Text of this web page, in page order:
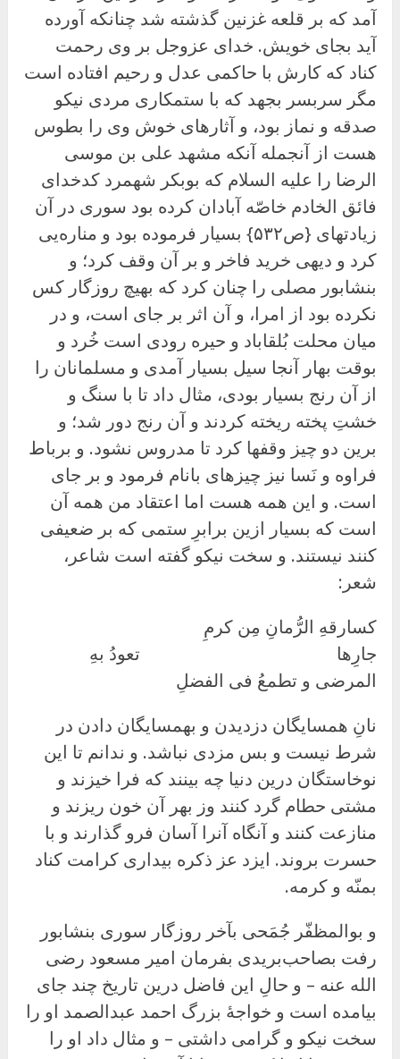
آمد که بر قلعه غزنین گذشته شد چنانکه آورده
آید بجای خویش. خدای عزوجل بر وی رحمت
کناد که کارش با حاکمی عدل و رحیم افتاده است
مگر سربسر بجهد که با ستمکاری مردی نیکو
صدقه و نماز بود، و آثارهای خوش وی را بطوس
هست از آنجمله آنکه مشهد علی بن موسی
الرضا را علیه السلام که بوبکر شهمرد کدخدای
فائق الخادم خاصّه آبادان کرده بود سوری در آن
زیادتهای {ص۵۳۲} بسیار فرموده بود و مناره‌یی
کرد و دیهی خرید فاخر و بر آن وقف کرد؛ و
بنشابور مصلی را چنان کرد که بهیچ روزگار کس
نکرده بود از امرا، و آن اثر بر جای است، و در
میان محلت بُلقاباد و حیره رودی است خُرد و
بوقت بهار آنجا سیل بسیار آمدی و مسلمانان را
از آن رنج بسیار بودی، مثال داد تا با سنگ و
خشتِ پخته ریخته کردند و آن رنج دور شد؛ و
برین دو چیز وقفها کرد تا مدروس نشود. و برباط
فراوه و نَسا نیز چیزهای بانام فرمود و بر جای
است. و این همه هست اما اعتقاد من همه آن
است که بسیار ازین برابرِ ستمی که بر ضعیفی
کنند نیستند. و سخت نیکو گفته است شاعر،
شعر:
کسارقهِ الرُّمانِ مِن کرمِ
جارِها تعودُ بهِ
المرضی و تطمعُ فی الفضلِ
نانِ همسایگان دزدیدن و بهمسایگان دادن در
شرط نیست و بس مزدی نباشد. و ندانم تا این
نوخاستگان درین دنیا چه بینند که فرا خیزند و
مشتی حطام گرد کنند وز بهر آن خون ریزند و
منازعت کنند و آنگاه آنرا آسان فرو گذارند و با
حسرت بروند. ایزد عز ذکره بیداری کرامت کناد
بمنّه و کرمه.
و بوالمظفّر جُمَحی بآخر روزگار سوری بنشابور
رفت بصاحب‌بریدی بفرمان امیر مسعود رضی
الله عنه – و حالِ این فاضل درین تاریخ چند جای
بیامده است و خواجهٔ بزرگ احمد عبدالصمد او را
سخت نیکو و گرامی داشتی – و مثال داد او را